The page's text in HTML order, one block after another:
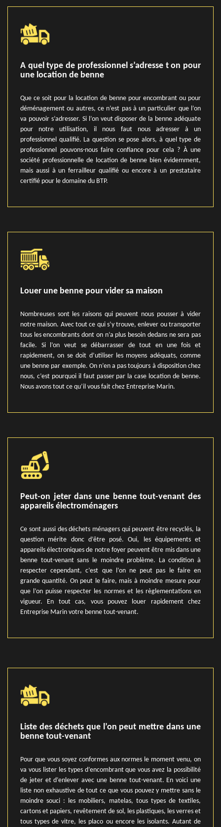
A quel type de professionnel s’adresse t on pour
une location de benne
Que ce soit pour la location de benne pour encombrant ou pour
déménagement ou autres, ce n’est pas à un particulier que l’on
va pouvoir s’adresser. Si l’on veut disposer de la benne adéquate
pour notre utilisation, il nous faut nous adresser à un
professionnel qualifié. La question se pose alors, à quel type de
professionnel pouvons-nous faire confiance pour cela ? À une
société professionnelle de location de benne bien évidemment,
mais aussi à un ferrailleur qualifié ou encore à un prestataire
certifié pour le domaine du BTP.
Louer une benne pour vider sa maison
Nombreuses sont les raisons qui peuvent nous pousser à vider
notre maison. Avec tout ce qui s’y trouve, enlever ou transporter
tous les encombrants dont on n’a plus besoin dedans ne sera pas
facile. Si l’on veut se débarrasser de tout en une fois et
rapidement, on se doit d’utiliser les moyens adéquats, comme
une benne par exemple. On n’en a pas toujours à disposition chez
nous, c’est pourquoi il faut passer par la case location de benne.
Nous avons tout ce qu’il vous fait chez Entreprise Marin.
Peut-on jeter dans une benne tout-venant des
appareils électroménagers
Ce sont aussi des déchets ménagers qui peuvent être recyclés, la
question mérite donc d’être posé. Oui, les équipements et
appareils électroniques de notre foyer peuvent être mis dans une
benne tout-venant sans le moindre problème. La condition à
respecter cependant, c’est que l’on ne peut pas le faire en
grande quantité. On peut le faire, mais à moindre mesure pour
que l’on puisse respecter les normes et les règlementations en
vigueur. En tout cas, vous pouvez louer rapidement chez
Entreprise Marin votre benne tout-venant.
Liste des déchets que l’on peut mettre dans une
benne tout-venant
Pour que vous soyez conformes aux normes le moment venu, on
va vous lister les types d’encombrant que vous avez la possibilité
de jeter et d’enlever avec une benne tout-venant. En voici une
liste non exhaustive de tout ce que vous pouvez y mettre sans le
moindre souci : les mobiliers, matelas, tous types de textiles,
cartons et papiers, revêtement de sol, les plastiques, les verres et
tous types de vitre, les placo ou encore les isolants. Autant de